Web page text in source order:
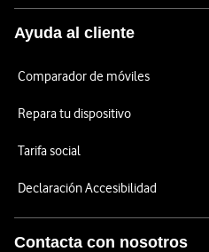
Ayuda al cliente
Comparador de móviles
Repara tu dispositivo
Tarifa social
Declaración Accesibilidad
Contacta con nosotros